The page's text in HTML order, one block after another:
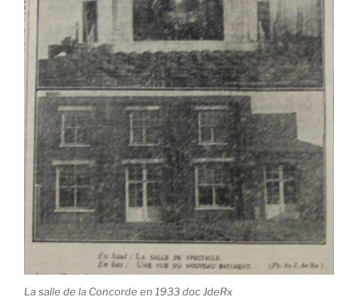
La salle de la Concorde en 1933 doc JdeRx